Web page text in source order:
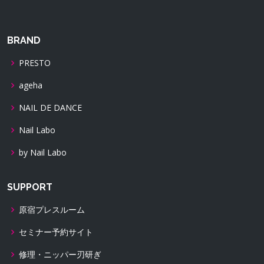
BRAND
PRESTO
ageha
NAIL DE DANCE
Nail Labo
by Nail Labo
SUPPORT
原宿プレスルーム
セミナー予約サイト
修理・ニッパー刃研ぎ